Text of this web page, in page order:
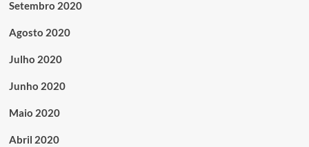
Setembro 2020
Agosto 2020
Julho 2020
Junho 2020
Maio 2020
Abril 2020